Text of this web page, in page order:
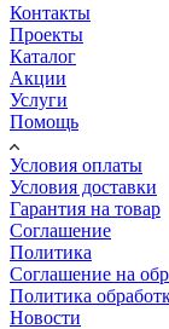
Контакты
Проекты
Каталог
Акции
Услуги
Помощь
Условия оплаты
Условия доставки
Гарантия на товар
Соглашение
Политика
Соглашение на
Политика
Новости